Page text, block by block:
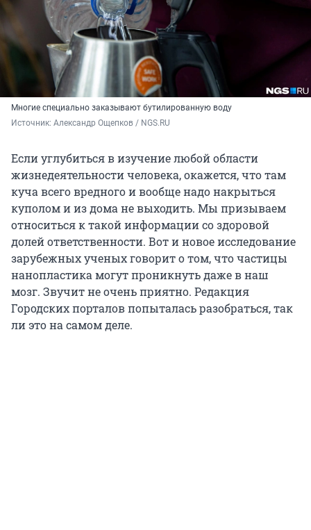
Многие специально заказывают бутилированную воду
Источник: Александр Ощепков / NGS.RU
Если углубиться в изучение любой области
жизнедеятельности человека, окажется, что там
куча всего вредного и вообще надо накрыться
куполом и из дома не выходить. Мы призываем
относиться к такой информации со здоровой
долей ответственности. Вот и новое исследование
зарубежных ученых говорит о том, что частицы
нанопластика могут проникнуть даже в наш
мозг. Звучит не очень приятно. Редакция
Городских порталов попыталась разобраться, так
ли это на самом деле.